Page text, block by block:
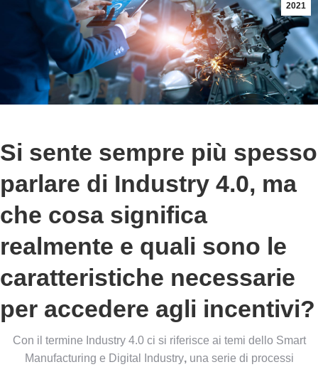
2021
Si sente sempre più spesso
parlare di Industry 4.0, ma
che cosa significa
realmente e quali sono le
caratteristiche necessarie
per accedere agli incentivi?
Con il termine Industry 4.0 ci si riferisce ai temi dello Smart
Manufacturing e Digital Industry,una serie di processi